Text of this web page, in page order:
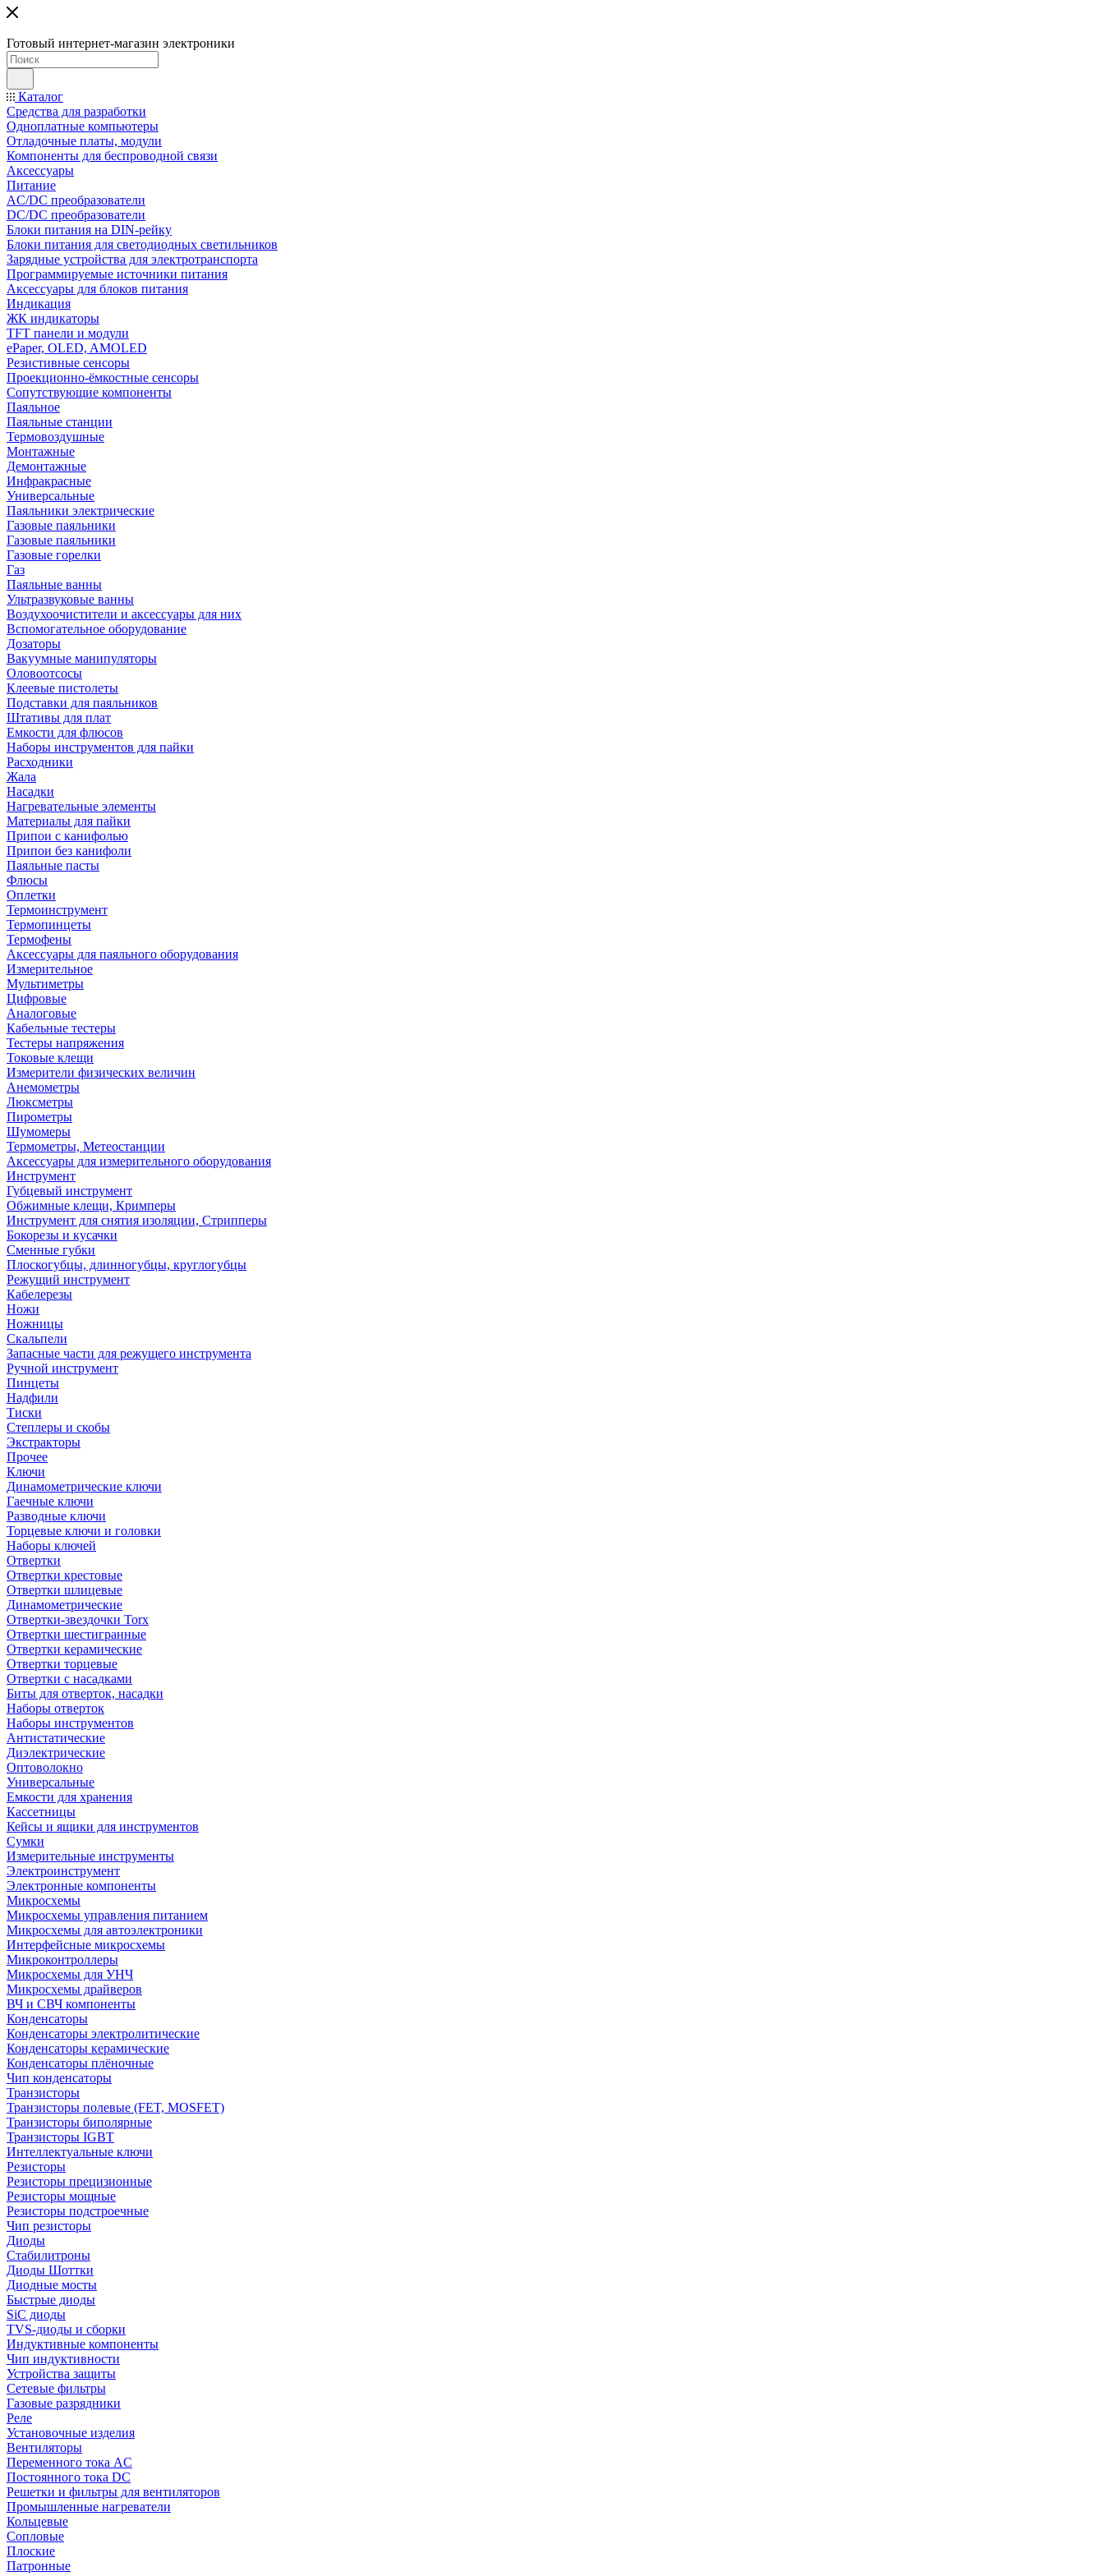
Готовый интернет-магазин электроники
Каталог
Средства для разработки
Одноплатные компьютеры
Отладочные платы, модули
Компоненты для беспроводной связи
Аксессуары
Питание
AC/DC преобразователи
DC/DC преобразователи
Блоки питания на DIN-рейку
Блоки питания для светодиодных светильников
Зарядные устройства для электротранспорта
Программируемые источники питания
Аксессуары для блоков питания
Индикация
ЖК индикаторы
TFT панели и модули
ePaper, OLED, AMOLED
Резистивные сенсоры
Проекционно-ёмкостные сенсоры
Сопутствующие компоненты
Паяльное
Паяльные станции
Термовоздушные
Монтажные
Демонтажные
Инфракрасные
Универсальные
Паяльники электрические
Газовые паяльники
Газовые паяльники
Газовые горелки
Газ
Паяльные ванны
Ультразвуковые ванны
Воздухоочистители и аксессуары для них
Вспомогательное оборудование
Дозаторы
Вакуумные манипуляторы
Оловоотсосы
Клеевые пистолеты
Подставки для паяльников
Штативы для плат
Емкости для флюсов
Наборы инструментов для пайки
Расходники
Жала
Насадки
Нагревательные элементы
Материалы для пайки
Припои с канифолью
Припои без канифоли
Паяльные пасты
Флюсы
Оплетки
Термоинструмент
Термопинцеты
Термофены
Аксессуары для паяльного оборудования
Измерительное
Мультиметры
Цифровые
Аналоговые
Кабельные тестеры
Тестеры напряжения
Токовые клещи
Измерители физических величин
Анемометры
Люксметры
Пирометры
Шумомеры
Термометры, Метеостанции
Аксессуары для измерительного оборудования
Инструмент
Губцевый инструмент
Обжимные клещи, Кримперы
Инструмент для снятия изоляции, Стрипперы
Бокорезы и кусачки
Сменные губки
Плоскогубцы, длинногубцы, круглогубцы
Режущий инструмент
Кабелерезы
Ножи
Ножницы
Скальпели
Запасные части для режущего инструмента
Ручной инструмент
Пинцеты
Надфили
Тиски
Степлеры и скобы
Экстракторы
Прочее
Ключи
Динамометрические ключи
Гаечные ключи
Разводные ключи
Торцевые ключи и головки
Наборы ключей
Отвертки
Отвертки крестовые
Отвертки шлицевые
Динамометрические
Отвертки-звездочки Torx
Отвертки шестигранные
Отвертки керамические
Отвертки торцевые
Отвертки с насадками
Биты для отверток, насадки
Наборы отверток
Наборы инструментов
Антистатические
Диэлектрические
Оптоволокно
Универсальные
Емкости для хранения
Кассетницы
Кейсы и ящики для инструментов
Сумки
Измерительные инструменты
Электроинструмент
Электронные компоненты
Микросхемы
Микросхемы управления питанием
Микросхемы для автоэлектроники
Интерфейсные микросхемы
Микроконтроллеры
Микросхемы для УНЧ
Микросхемы драйверов
ВЧ и СВЧ компоненты
Конденсаторы
Конденсаторы электролитические
Конденсаторы керамические
Конденсаторы плёночные
Чип конденсаторы
Транзисторы
Транзисторы полевые (FET, MOSFET)
Транзисторы биполярные
Транзисторы IGBT
Интеллектуальные ключи
Резисторы
Резисторы прецизионные
Резисторы мощные
Резисторы подстроечные
Чип резисторы
Диоды
Стабилитроны
Диоды Шоттки
Диодные мосты
Быстрые диоды
SiC диоды
TVS-диоды и сборки
Индуктивные компоненты
Чип индуктивности
Устройства защиты
Сетевые фильтры
Газовые разрядники
Реле
Установочные изделия
Вентиляторы
Переменного тока AC
Постоянного тока DC
Решетки и фильтры для вентиляторов
Промышленные нагреватели
Кольцевые
Сопловые
Плоские
Патронные